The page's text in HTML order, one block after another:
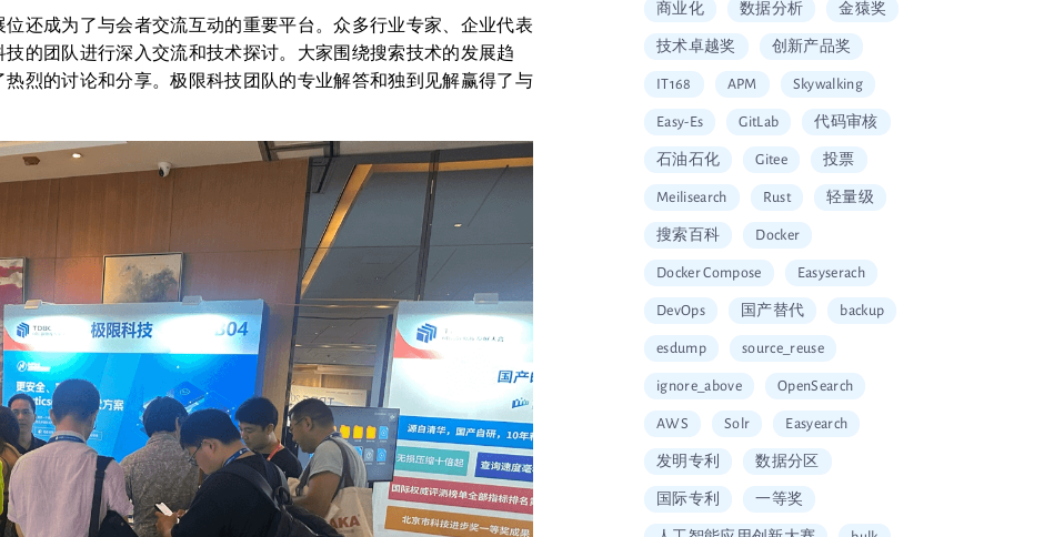
还成为了与会者交流互动的重要平台。众多行业专家、企业代表
的团队进行深入交流和技术探讨。大家围绕搜索技术的发展趋
烈的讨论和分享。极限科技团队的专业解答和独到见解赢得了与
商业化 数据分析 金猿奖
技术卓越奖 创新产品奖
IT168 APM Skywalking
Easy-Es GitLab 代码审核
石油石化 Gitee 投票
Meilisearch Rust 轻量级
搜索百科 Docker
Docker Compose Easyserach
DevOps 国产替代 backup
esdump source_reuse
ignore_above OpenSearch
AWS Solr Easyearch
发明专利 数据分区
国际专利 一等奖